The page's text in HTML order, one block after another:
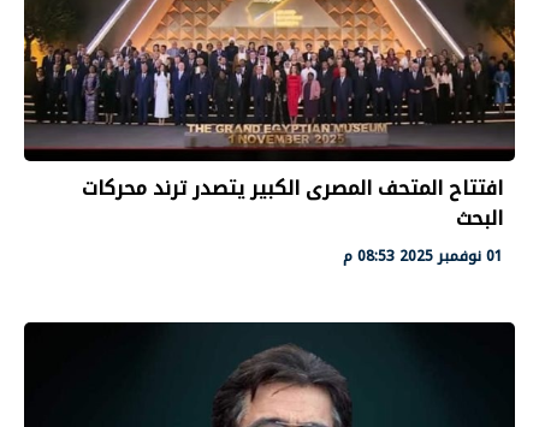
افتتاح المتحف المصرى الكبير يتصدر ترند محركات
البحث
01 نوفمبر 2025 08:53 م